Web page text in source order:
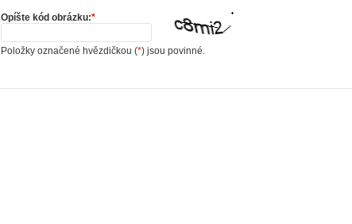
Opíšte kód obrázku:*
Položky označené hvězdičkou (*) jsou povinné.